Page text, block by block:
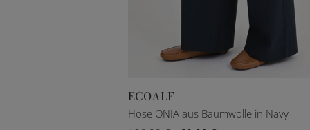
DE 34 DE 36
ECOALF
Hose ONIA aus Baumwolle in Navy